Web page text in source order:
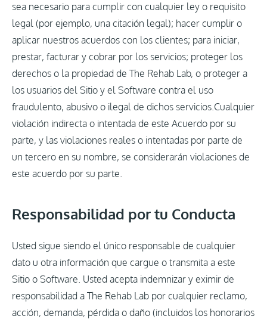
sea necesario para cumplir con cualquier ley o requisito
legal (por ejemplo, una citación legal); hacer cumplir o
aplicar nuestros acuerdos con los clientes; para iniciar,
prestar, facturar y cobrar por los servicios; proteger los
derechos o la propiedad de The Rehab Lab, o proteger a
los usuarios del Sitio y el Software contra el uso
fraudulento, abusivo o ilegal de dichos servicios.Cualquier
violación indirecta o intentada de este Acuerdo por su
parte, y las violaciones reales o intentadas por parte de
un tercero en su nombre, se considerarán violaciones de
este acuerdo por su parte.
Responsabilidad por tu Conducta
Usted sigue siendo el único responsable de cualquier
dato u otra información que cargue o transmita a este
Sitio o Software. Usted acepta indemnizar y eximir de
responsabilidad a The Rehab Lab por cualquier reclamo,
acción, demanda, pérdida o daño (incluidos los honorarios